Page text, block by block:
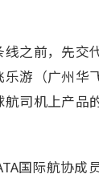
之前，先交
游（广州华
司机上产品
国际航协成